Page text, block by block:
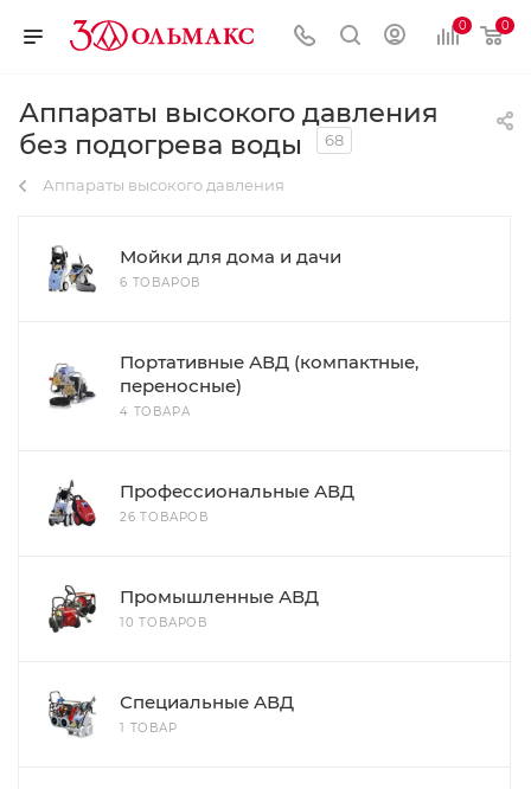
0 0
Аппараты высокого давления
без подогрева воды
68
Аппараты высокого давления
Мойки для дома и дачи
6 ТОВАРОВ
Портативные АВД (компактные,
переносные)
4 ТОВАРА
Профессиональные АВД
26 ТОВАРОВ
Промышленные АВД
10 ТОВАРОВ
Специальные АВД
1 ТОВАР